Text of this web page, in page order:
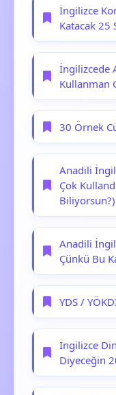
İngilizce
Katacak 25
İngilizcede
Kullanman
30 Örnek
Anadili
Çok
Biliyorsun?)
Anadili
Çünkü Bu
YDS /
İngilizce
Diyeceğin